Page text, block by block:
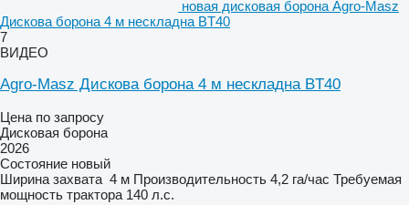
новая дисковая борона Agro-Masz
Дискова борона 4 м нескладна BT40
7
ВИДЕО
Agro-Masz Дискова борона 4 м нескладна BT40
Цена по запросу
Дисковая борона
2026
Состояние новый
Ширина захвата 4 м Производительность 4,2 га/час Требуемая
мощность трактора 140 л.с.